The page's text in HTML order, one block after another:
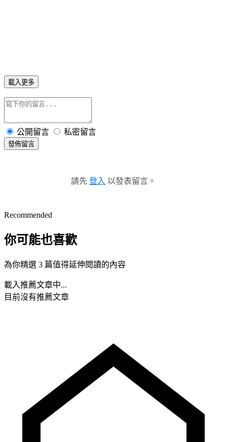
載入更多
公開留言 私密留言
發佈留言
請先 登入 以發表留言。
Recommended
你可能也喜歡
為你精選 3 篇值得延伸閱讀的內容
載入推薦文章中...
目前沒有推薦文章